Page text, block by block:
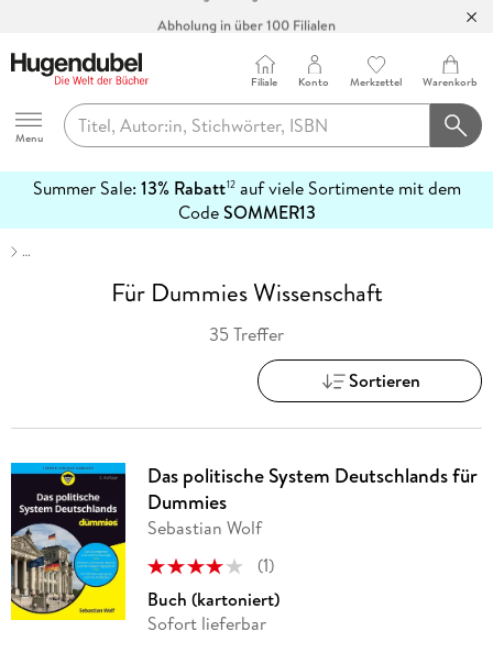
Abholung in über 100 Filialen
Hugendubel
Menu
Filiale Konto Merkzettel Warenkorb
Summer Sale: 13% Rabatt12auf viele Sortimente mit dem
CodeSOMMER13
erfahren
…
Für Dummies Wissenschaft
35 Treffer
Sortieren
Das politische System Deutschlands für
Dummies
Sebastian Wolf
(1)
Buch (kartoniert)
Sofort lieferbar